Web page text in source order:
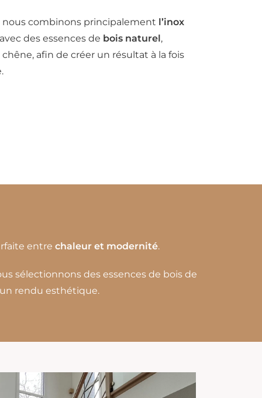
nous combinons principalement l’inox
des essences de bois naturel,
afin de créer un résultat à la fois
entre chaleur et modernité.
sélectionnons des essences de bois de
rendu esthétique.